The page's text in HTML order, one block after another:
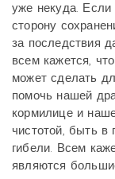
уже некуда. Если
сторону
за последствия
всем кажется,
может сделать
помочь нашей
кормилице и
чистотой, быть в
гибели. Всем
являются